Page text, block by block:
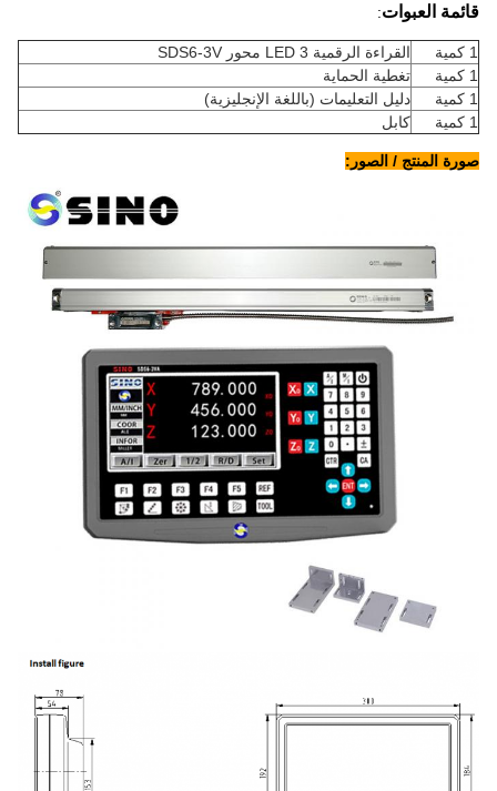
قائمة العبوات:
1 كمية
القراءة الرقمية LED 3 محور SDS6-3V
1 كمية
تغطية الحماية
1 كمية
دليل التعليمات (باللغة الإنجليزية)
1 كمية
كابل
صورة المنتج / الصور: